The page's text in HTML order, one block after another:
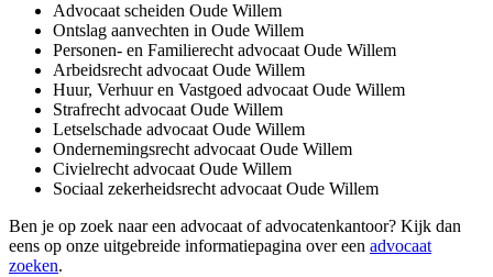
Advocaat scheiden Oude Willem
Ontslag aanvechten in Oude Willem
Personen- en Familierecht advocaat Oude Willem
Arbeidsrecht advocaat Oude Willem
Huur, Verhuur en Vastgoed advocaat Oude Willem
Strafrecht advocaat Oude Willem
Letselschade advocaat Oude Willem
Ondernemingsrecht advocaat Oude Willem
Civielrecht advocaat Oude Willem
Sociaal zekerheidsrecht advocaat Oude Willem
Ben je op zoek naar een advocaat of advocatenkantoor? Kijk dan
eens op onze uitgebreide informatiepagina over een advocaat
zoeken.